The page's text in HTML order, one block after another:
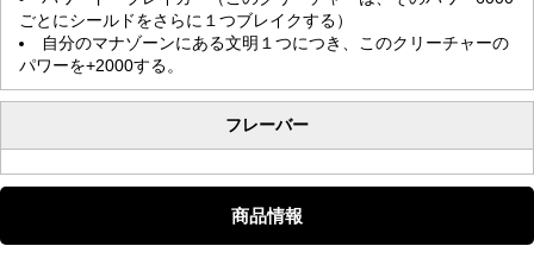
ごとにシールドをさらに１つブレイクする）
自分のマナゾーンにある文明１つにつき、このクリーチャーの
パワーを+2000する。
フレーバー
商品情報